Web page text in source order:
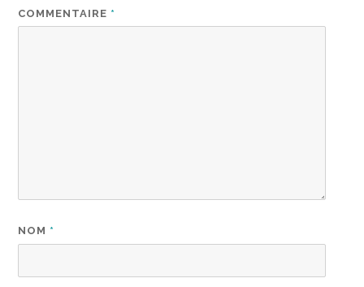
COMMENTAIRE *
NOM *